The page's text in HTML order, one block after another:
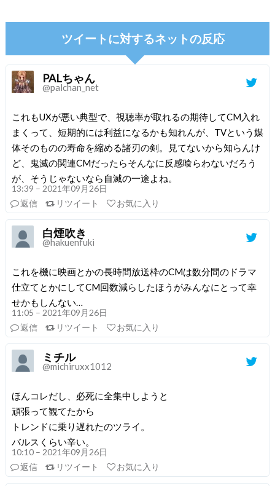
ツイートに対するネットの反応
PALちゃん
@palchan_net
これもUXが悪い典型で、視聴率が取れるの期待してCM入れ
まくって、短期的には利益になるかも知れんが、TVという媒
体そのものの寿命を縮める諸刃の剣。見てないから知らんけ
ど、鬼滅の関連CMだったらそんなに反感喰らわないだろう
が、そうじゃないなら自滅の一途よね。
13:39 – 2021年09月26日
返信
リツイート お気に入り
白煙吹き
@hakuenfuki
これを機に映画とかの長時間放送枠のCMは数分間のドラマ
仕立てとかにしてCM回数減らしたほうがみんなにとって幸
せかもしんない…
11:05 – 2021年09月26日
返信
リツイート お気に入り
ミチル
@michiruxx1012
ほんコレだし、必死に全集中しようと
頑張って観てたから
トレンドに乗り遅れたのツライ。
バルスくらい辛い。
10:10 – 2021年09月26日
返信
リツイート お気に入り